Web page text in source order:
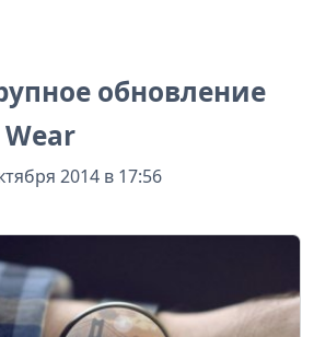
обновление
2014 в 17:56